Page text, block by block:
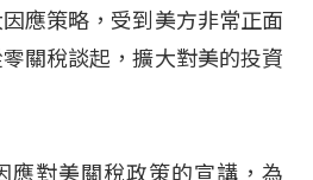
應策略，受到美方非常正面
關稅談起，擴大對美的投資
應對美關稅政策的宣講，為